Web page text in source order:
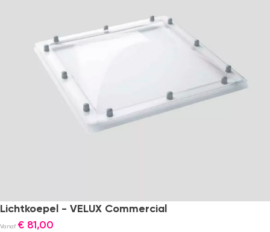
Lichtkoepel - VELUX Commercial
Vanaf € 81,00